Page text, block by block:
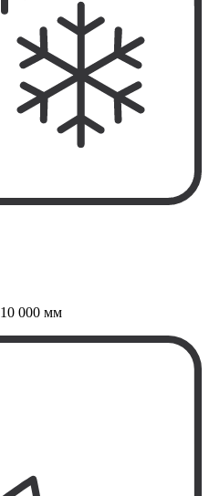
10 000 мм